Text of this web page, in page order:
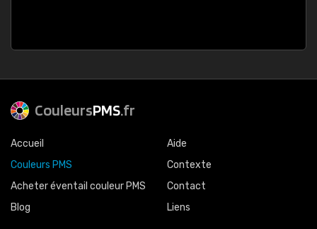
CouleursPMS.fr
Accueil
Couleurs PMS
Acheter éventail couleur PMS
Blog
Aide
Contexte
Contact
Liens